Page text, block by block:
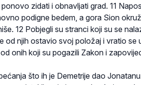
zidati i obnavljati grad. 11
podigne bedem, a gora Sion
12 Pobjegli su stranci koji su se
od njih ostavio svoj položaj i vratio se
onih koji su pogazili Zakon i
što ih je Demetrije dao